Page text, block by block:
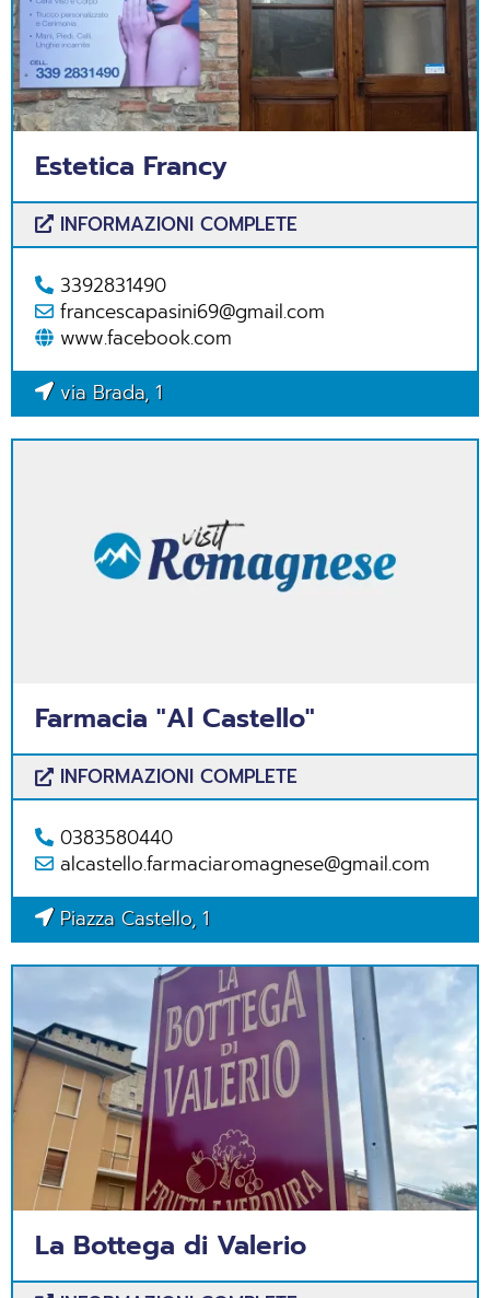
Estetica Francy
INFORMAZIONI COMPLETE
3392831490
francescapasini69@gmail.com
www.facebook.com
via Brada, 1
Farmacia "Al Castello"
INFORMAZIONI COMPLETE
0383580440
alcastello.farmaciaromagnese@gmail.com
Piazza Castello, 1
La Bottega di Valerio